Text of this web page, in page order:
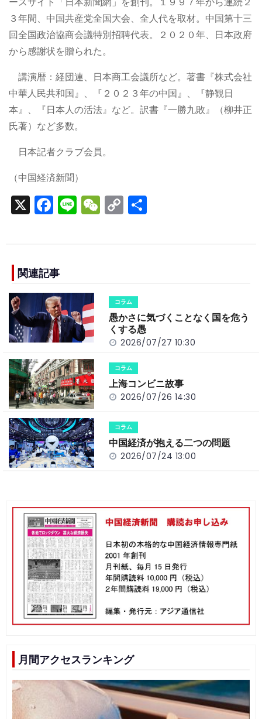
３年間、中国共産党全国大会、全人代を取材。中国第十三
回全国政治協商会議特別招聘代表。２０２０年、日本政府
から感謝状を贈られた。
講演暦：経団連、日本商工会議所など。著書『株式会社
中華人民共和国』、『２０２３年の中国』、『静観日
本』、『日本人の活法』など。訳書『一勝九敗』（柳井正
氏著）など多数。
日本記者クラブ会員。
（中国経済新聞）
X F
a
e
b
o
o
k
Li
n
W
e
C
o
n
k
関連記事
コラム
愚かさに気づくことなく国を危う
くする愚
2026/07/27 10:30
コラム
上海コンビニ故事
2026/07/26 14:30
コラム
中国経済が抱える二つの問題
2026/07/24 13:00
月間アクセスランキング